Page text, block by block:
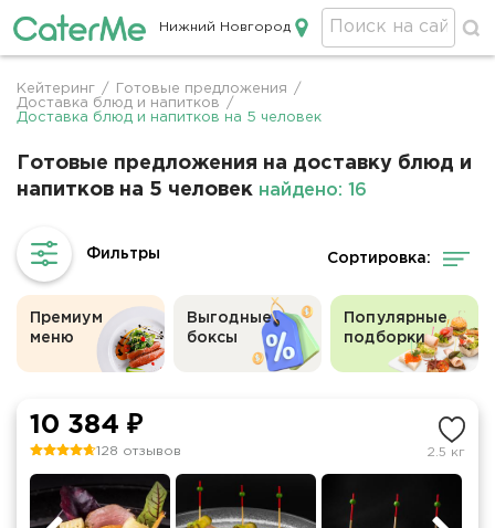
Кейтеринг в Нижнем Новгороде
Нижний Новгород
Строка
навигации
Кейтеринг / Готовые предложения
/
Доставка блюд и напитков
/
Доставка блюд и напитков на 5 человек
Готовые предложения на доставку блюд и
напитков на 5 человек найдено: 16
Сортировка:
Премиум
меню
Выгодные
боксы
Популярные
подборки
10 384 ₽
128 отзывов 2.5 кг